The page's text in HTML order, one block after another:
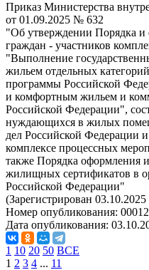
Приказ Министерства
от 01.09.2025 № 632
"Об утверждении Порядка и
граждан - участников
"Выполнение
жильем отдельных
программы Российской
и комфортным жильем и
Российской Федерации",
нуждающихся в жилых
дел Российской Федерации
комплексе процессных
также Порядка оформления
жилищных сертификатов в
Российской Федерации"
(Зарегистрирован
Номер опубликования:
Дата опубликования:
1 10 20 50 ВСЕ
1 2 3 4 ... 11